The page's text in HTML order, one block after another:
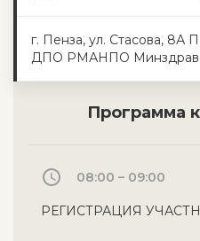
г. Пенза, ул. Стасова,
ДПО РМАНПО
Программа
08:00 – 09:00
РЕГИСТРАЦИЯ